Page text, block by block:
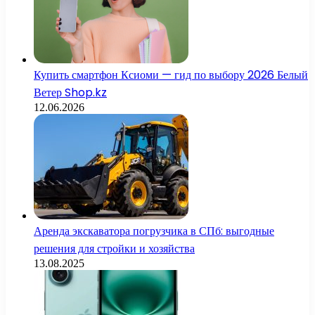
Купить смартфон Ксиоми — гид по выбору 2026 Белый
Ветер Shop.kz
12.06.2026
Аренда экскаватора погрузчика в СПб: выгодные
решения для стройки и хозяйства
13.08.2025